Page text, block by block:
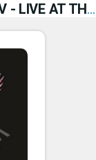
OF BLUES LAS VEGAS (DVD + 3 LP)